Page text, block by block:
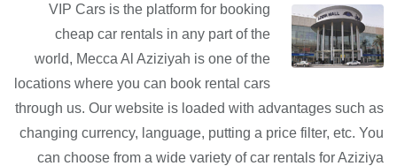
VIP Cars is the platform for booking
cheap car rentals in any part of the
world, Mecca Al Aziziyah is one of the
locations where you can book rental cars
through us. Our website is loaded with advantages such as
changing currency, language, putting a price filter, etc. You
can choose from a wide variety of car rentals for Aziziya